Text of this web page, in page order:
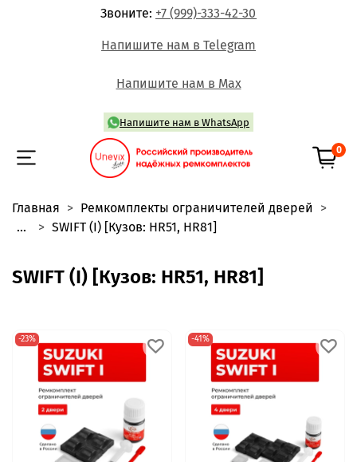
Звоните: +7 (999)-333-42-30
Напишите нам в Telegram
Напишите нам в Max
Напишите нам в WhatsApp
0
Главная
Ремкомплекты ограничителей дверей
...
SWIFT (I) [Кузов: HR51, HR81]
SWIFT (I) [Кузов: HR51, HR81]
-23% -41%